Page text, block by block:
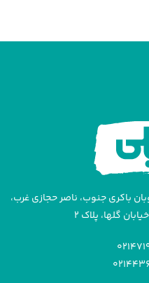
باکری جنوب، ناصر حجازی غرب،
گلها، پلاک ۲